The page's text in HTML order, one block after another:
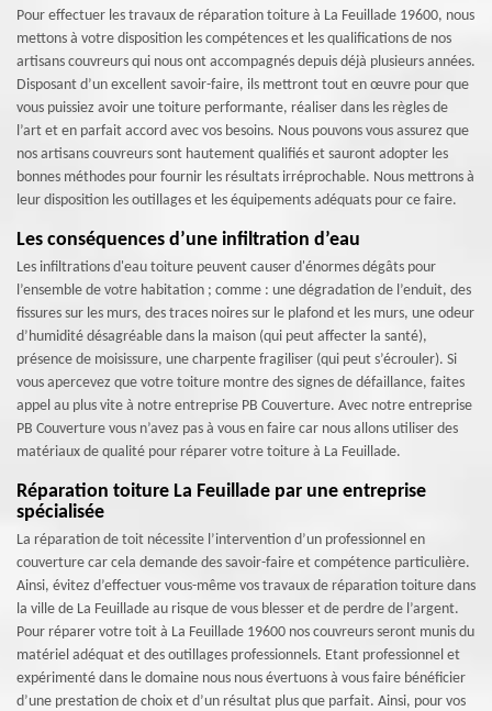
Pour effectuer les travaux de réparation toiture à La Feuillade 19600, nous
mettons à votre disposition les compétences et les qualifications de nos
artisans couvreurs qui nous ont accompagnés depuis déjà plusieurs années.
Disposant d’un excellent savoir-faire, ils mettront tout en œuvre pour que
vous puissiez avoir une toiture performante, réaliser dans les règles de
l’art et en parfait accord avec vos besoins. Nous pouvons vous assurez que
nos artisans couvreurs sont hautement qualifiés et sauront adopter les
bonnes méthodes pour fournir les résultats irréprochable. Nous mettrons à
leur disposition les outillages et les équipements adéquats pour ce faire.
Les conséquences d’une infiltration d’eau
Les infiltrations d'eau toiture peuvent causer d'énormes dégâts pour
l’ensemble de votre habitation ; comme : une dégradation de l’enduit, des
fissures sur les murs, des traces noires sur le plafond et les murs, une odeur
d’humidité désagréable dans la maison (qui peut affecter la santé),
présence de moisissure, une charpente fragiliser (qui peut s’écrouler). Si
vous apercevez que votre toiture montre des signes de défaillance, faites
appel au plus vite à notre entreprise PB Couverture. Avec notre entreprise
PB Couverture vous n’avez pas à vous en faire car nous allons utiliser des
matériaux de qualité pour réparer votre toiture à La Feuillade.
Réparation toiture La Feuillade par une entreprise
spécialisée
La réparation de toit nécessite l’intervention d’un professionnel en
couverture car cela demande des savoir-faire et compétence particulière.
Ainsi, évitez d’effectuer vous-même vos travaux de réparation toiture dans
la ville de La Feuillade au risque de vous blesser et de perdre de l’argent.
Pour réparer votre toit à La Feuillade 19600 nos couvreurs seront munis du
matériel adéquat et des outillages professionnels. Etant professionnel et
expérimenté dans le domaine nous nous évertuons à vous faire bénéficier
d’une prestation de choix et d’un résultat plus que parfait. Ainsi, pour vos